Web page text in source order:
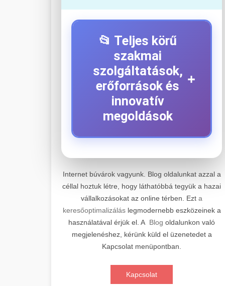
📂 Teljes körű
szakmai
szolgáltatások,
erőforrások és
innovatív
megoldások
+
+
Kiemelkedő szakértelemmel
rendelkező elektromos roller javítási és
átfogó karbantartási szolgáltatásokat
kínálunk minden jelentős gyártó és
modell számára. Tapasztalt
technikusaink a legmodernebb
diagnosztikai eszközökkel és eredeti
alkatrészekkel dolgoznak, biztosítva
📊 2. Online Marketing
Ügynökség
+
Átfogó és eredményorientált online
marketing szolgáltatásokat nyújtunk,
amelyek magukban foglalják a
keresőmotor-optimalizálást (SEO),
Elektromos Roller
Internet búvárok vagyunk. Blog oldalunkat azzal a
céllal hoztuk létre, hogy láthatóbbá tegyük a hazai
vállalkozásokat az online térben. Ezt a
keresőoptimalizáláslegmodernebb eszközeinek a
használatával érjük el. A Blog oldalunkon való
megjelenéshez, kérünk küld el üzenetedet a
Kapcsolat menüpontban.
Kapcsolat